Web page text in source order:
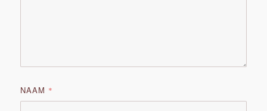
NAAM *